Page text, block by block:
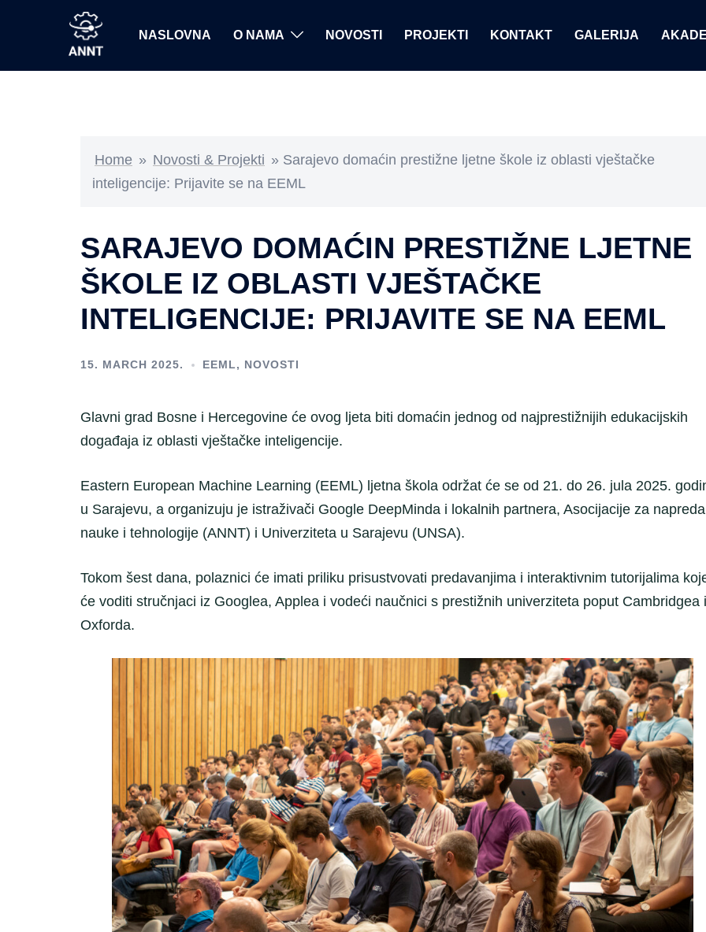
NASLOVNA O NAMA NOVOSTI PROJEKTI KONTAKT GALERIJA
Home » Novosti & Projekti » Sarajevo domaćin prestižne ljetne škole iz oblasti vještačke
inteligencije: Prijavite se na EEML
SARAJEVO DOMAĆIN PRESTIŽNE LJETNE
ŠKOLE IZ OBLASTI VJEŠTAČKE
INTELIGENCIJE: PRIJAVITE SE NA EEML
15. MARCH 2025. EEML, NOVOSTI
Glavni grad Bosne i Hercegovine će ovog ljeta biti domaćin jednog od najprestižnijih edukacijskih
događaja iz oblasti vještačke inteligencije.
Eastern European Machine Learning (EEML) ljetna škola održat će se od 21. do 26. jula 2025.
u Sarajevu, a organizuju je istraživači Google DeepMinda i lokalnih partnera, Asocijacije za
nauke i tehnologije (ANNT) i Univerziteta u Sarajevu (UNSA).
Tokom šest dana, polaznici će imati priliku prisustvovati predavanjima i interaktivnim tutorijalima
će voditi stručnjaci iz Googlea, Applea i vodeći naučnici s prestižnih univerziteta poput Cambridgea i
Oxforda.